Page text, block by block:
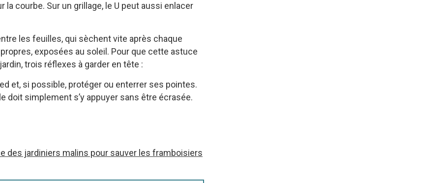
la courbe. Sur un grillage, le U peut aussi enlacer
les feuilles, qui sèchent vite après chaque
exposées au soleil. Pour que cette astuce
trois réflexes à garder en tête :
et, si possible, protéger ou enterrer ses pointes.
doit simplement s’y appuyer sans être écrasée.
des jardiniers malins pour sauver les framboisiers